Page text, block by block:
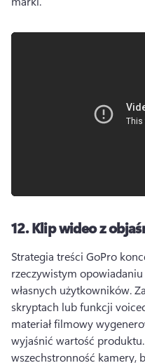
12.Klip wideo z
Strategia treści GoPro
rzeczywistym
własnych użytkowników.
skryptach lub funkcji
materiał filmowy
wyjaśnić wartość produktu.
wszechstronność kamery,